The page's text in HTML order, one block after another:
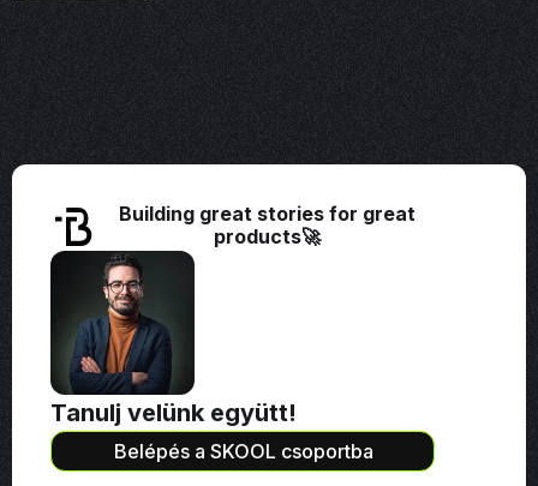
Building great stories for great
products🚀
Tanulj velünk együtt!
Belépés a SKOOL csoportba